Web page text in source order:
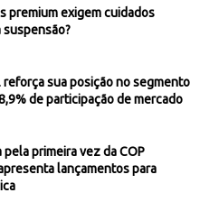
premium exigem cuidados
suspensão?
reforça sua posição no segmento
de participação de mercado
pela primeira vez da COP
lançamentos para